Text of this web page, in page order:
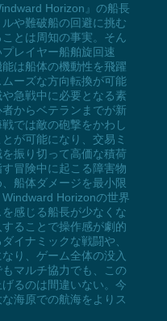
Horizon』の船長
や難破船の回避に挑む
とは周知の事実。そん
レイヤー船舶旋回速
は船体の機動性を飛躍
ーズな方向転換が可能
急戦中に必要となる素
からベテランまでが新
では敵の砲撃をかわし
が可能になり、交易ミ
振り切って高価な積荷
冒険中に起こる障害物
船体ダメージを最小限
Horizonの世界
感じる船長が少なくな
ることで操作感が劇的
イナミックな戦闘や、
り、ゲーム全体の没入
マルチ協力でも、この
るのは間違いない。今
海原での航海をよりス